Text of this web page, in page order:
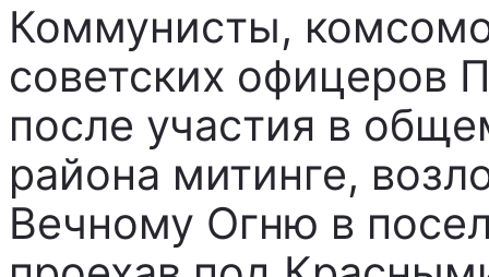
Коммунисты,
советских офицеров
после участия в
района митинге,
Вечному Огню в